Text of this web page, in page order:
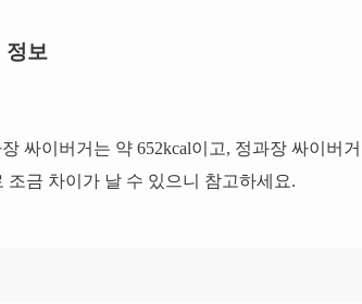
정보
싸이버거는 약 652kcal이고, 정과장 싸이버거
조금 차이가 날 수 있으니 참고하세요.